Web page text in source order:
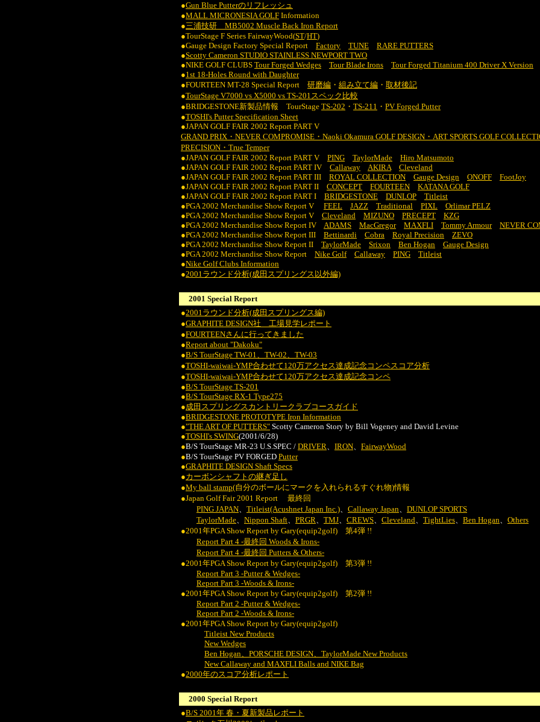
●Gun Blue Putterのリフレッシュ
●MALL MICRONESIA GOLF Information
●三浦技研 MB5002 Muscle Back Iron Report
●TourStage F Series FairwayWood(ST/HT)
●Gauge Design Factory Special Report Factory TUNE
RARE PUTTERS
●Scotty Cameron STUDIO STAINLESS NEWPORT TWO
●NIKE GOLF CLUBS Tour Forged Wedges Tour Blade Irons
Tour Forged Titanium 400 Driver X Version
●1st 18-Holes Round with Daughter
●FOURTEEN MT-28 Special Report
研磨編 ・ 組み立て編 ・ 取材後記
●TourStage V7000 vs X5000 vs TS-201スペック比較
●BRIDGESTONE新製品情報 TourStage TS-202 ・ TS-211 ・ PV Forged Putter
●TOSHI's Putter Specification Sheet
●JAPAN GOLF FAIR 2002 Report PART V
GRAND PRIX・NEVER COMPROMISE・Naoki Okamura GOLF DESIGN・ART SPORTS GOLF
PRECISION・True Temper
●JAPAN GOLF FAIR 2002 Report PART V PING TaylorMade
Hiro Matsumoto
●JAPAN GOLF FAIR 2002 Report PART IV Callaway AKIRA
Cleveland
●JAPAN GOLF FAIR 2002 Report PART III ROYAL COLLECTION Gauge Design ONOFF
FootJoy
●JAPAN GOLF FAIR 2002 Report PART II CONCEPT FOURTEEN
KATANA GOLF
●JAPAN GOLF FAIR 2002 Report PART I BRIDGESTONE DUNLOP
Titleist
●PGA 2002 Merchandise Show Report V
FEEL JAZZ Traditional PIXL
Orlimar PELZ
●PGA 2002 Merchandise Show Report V Cleveland MIZUNO PRECEPT
KZG
●PGA 2002 Merchandise Show Report IV ADAMS MacGregor MAXFLI Tommy Armour
NEVER
●PGA 2002 Merchandise Show Report III Bettinardi Cobra Royal Precision
ZEVO
●PGA 2002 Merchandise Show Report II TaylorMade Srixon Ben Hogan
Gauge Design
●PGA 2002 Merchandise Show Report Nike Golf Callaway PING
Titleist
●Nike Golf Clubs Information
●2001ラウンド分析(成田スプリングス以外編)
2001 Special Report
●2001ラウンド分析(成田スプリングス編)
●GRAPHITE DESIGN社 工場見学レポート
●FOURTEENさんに行ってきました
●Report about "Dakoku"
●B/S TourStage TW-01、TW-02、TW-03
●TOSHI-waiwai-YMP合わせて120万アクセス達成記念コンペスコア分析
●TOSHI-waiwai-YMP合わせて120万アクセス達成記念コンペ
●B/S TourStage TS-201
●B/S TourStage RX-1 Type275
●成田スプリングスカントリークラブコースガイド
●BRIDGESTONE PROTOTYPE Iron Information
●"THE ART OF PUTTERS" Scotty Cameron Story by Bill Vogeney and David Levine
●TOSHI's SWING(2001/6/28)
●B/S TourStage MR-23 U.S.SPEC / DRIVER、 IRON、 FairwayWood
●B/S TourStage PV FORGED Putter
●GRAPHITE DESIGN Shaft Specs
●カーボンシャフトの継ぎ足し
●My ball stamp(自分のボールにマークを入れられるすぐれ物)情報
●Japan Golf Fair 2001 Report 最終回
PING JAPAN、 Titleist(Acushnet Japan Inc.)、 Callaway Japan、 DUNLOP SPORTS
TaylorMade、 Nippon Shaft、 PRGR、 TMJ、 CREWS、 Cleveland、 TightLies、 Ben Hogan、 Others
●2001年PGA Show Report by Gary(equip2golf) 第4弾 !!
Report Part 4 -最終回 Woods & Irons-
Report Part 4 -最終回 Putters & Others-
●2001年PGA Show Report by Gary(equip2golf) 第3弾 !!
Report Part 3 -Putter & Wedges-
Report Part 3 -Woods & Irons-
●2001年PGA Show Report by Gary(equip2golf) 第2弾 !!
Report Part 2 -Putter & Wedges-
Report Part 2 -Woods & Irons-
●2001年PGA Show Report by Gary(equip2golf)
Titleist New Products
New Wedges
Ben Hogan、PORSCHE DESIGN、TaylorMade New Products
New Callaway and MAXFLI Balls and NIKE Bag
●2000年のスコア分析レポート
2000 Special Report
●B/S 2001年 春・夏新製品レポート